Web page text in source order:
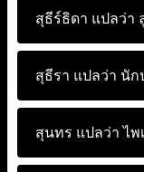
สุธีร์ธิดา แปลว่า
สุธีรา แปลว่า นัก
สุนทร แปลว่า ไพ